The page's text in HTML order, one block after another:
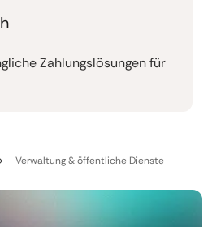
Zahlungslösungen für
Verwaltung & öffentliche Dienste